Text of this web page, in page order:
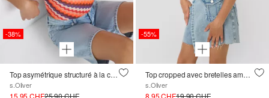
-38%
Top asymétrique structuré à la coupe slim
s.Oliver
-55%
Top cropped avec bretelles amovibles
s.Oliver